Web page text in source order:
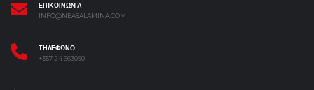
ΕΠΙΚΟΙΝΩΝΙΑ
INFO@NEASALAMINA.COM
ΤΗΛΕΦΩΝΟ
+357 24 663090